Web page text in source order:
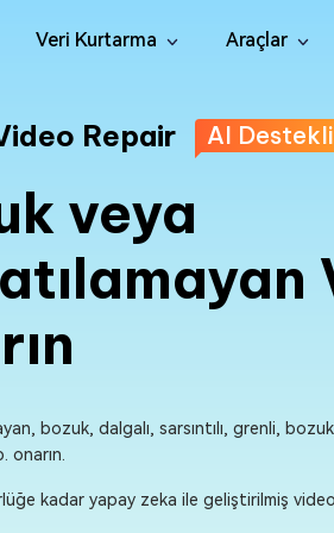
Veri Kurtarma
Win'den Silinen Dosyaları Kurtar
MacOS'tan Silinen Dosyaları Kurtar
Windows Veri Kurtarma Ücretsiz
Ücretsiz 100MB Veri Kurtarımı
Araçlar
Mac’te
Mac
Repair AI Destekli
veya
bozuk, dalgalı, sarsıntılı, grenli,
onarın.
kadar yapay zeka ile geliştirilmiş